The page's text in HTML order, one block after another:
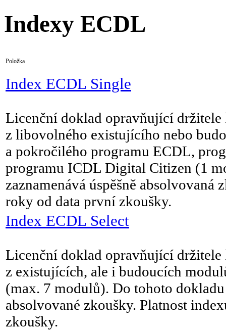
Indexy ECDL
Položka
Index ECDL Single
Licenční doklad opravňující držitele
z libovolného existujícího nebo
a pokročilého programu ECDL,
programu ICDL Digital Citizen (1
zaznamenává úspěšně absolvovaná
roky od data první zkoušky.
Index ECDL Select
Licenční doklad opravňující držitele
z existujících, ale i budoucích
(max. 7 modulů). Do tohoto dokladu
absolvované zkoušky. Platnost
zkoušky.